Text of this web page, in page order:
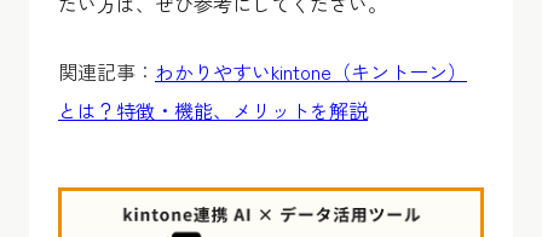
関連記事： わかりやすいkintone（キントーン）
とは？特徴・機能、メリットを解説